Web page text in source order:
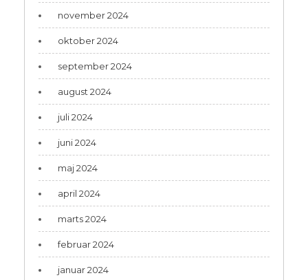
november 2024
oktober 2024
september 2024
august 2024
juli 2024
juni 2024
maj 2024
april 2024
marts 2024
februar 2024
januar 2024